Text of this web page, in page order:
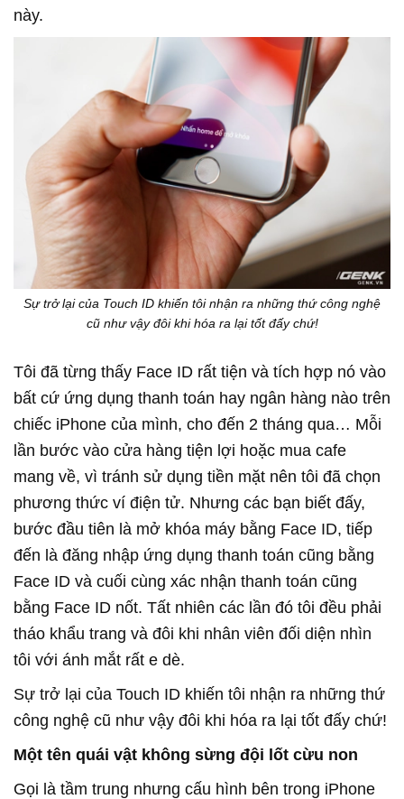
này.
Sự trở lại của Touch ID khiến tôi nhận ra những thứ công nghệ
cũ như vậy đôi khi hóa ra lại tốt đấy chứ!
Tôi đã từng thấy Face ID rất tiện và tích hợp nó vào
bất cứ ứng dụng thanh toán hay ngân hàng nào trên
chiếc iPhone của mình, cho đến 2 tháng qua… Mỗi
lần bước vào cửa hàng tiện lợi hoặc mua cafe
mang về, vì tránh sử dụng tiền mặt nên tôi đã chọn
phương thức ví điện tử. Nhưng các bạn biết đấy,
bước đầu tiên là mở khóa máy bằng Face ID, tiếp
đến là đăng nhập ứng dụng thanh toán cũng bằng
Face ID và cuối cùng xác nhận thanh toán cũng
bằng Face ID nốt. Tất nhiên các lần đó tôi đều phải
tháo khẩu trang và đôi khi nhân viên đối diện nhìn
tôi với ánh mắt rất e dè.
Sự trở lại của Touch ID khiến tôi nhận ra những thứ
công nghệ cũ như vậy đôi khi hóa ra lại tốt đấy chứ!
Một tên quái vật không sừng đội lốt cừu non
Gọi là tầm trung nhưng cấu hình bên trong iPhone